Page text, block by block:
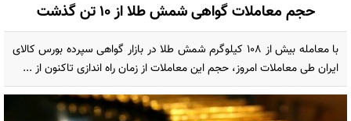
حجم معاملات گواهی شمش طلا از ۱۰ تن گذشت
با معامله بیش از ۱۰۸ کیلوگرم شمش طلا در بازار گواهی سپرده بورس کالای
ایران طی معاملات امروز، حجم این معاملات از زمان راه اندازی تاکنون از ...